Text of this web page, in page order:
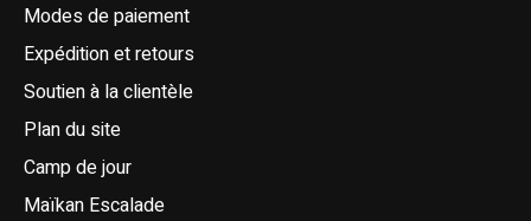
Modes de paiement
Expédition et retours
Soutien à la clientèle
Plan du site
Camp de jour
Maïkan Escalade